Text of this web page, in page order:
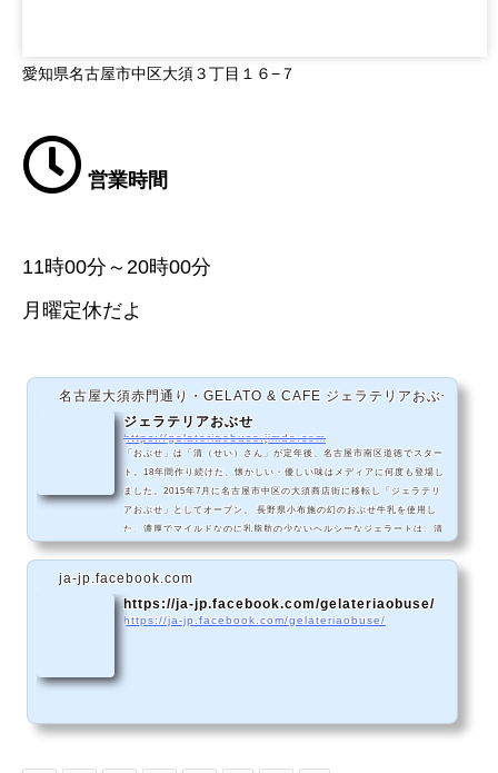
愛知県名古屋市中区大須３丁目１６−７
営業時間
11時00分～20時00分
月曜定休だよ
名古屋大須赤門通り・GELATO & CAFE ジェラテリアおぶせ
ジェラテリアおぶせ
https://gelateriaobuse.jimdo.com
「おぶせ」は「清（せい）さん」が定年後、名古屋市南区道徳でスター
ト。18年間作り続けた、懐かしい・優しい味はメディアに何度も登場し
ました。2015年7月に名古屋市中区の大須商店街に移転し「ジェラテリ
アおぶせ」としてオープン。 長野県小布施の幻のおぶせ牛乳を使用し
た、濃厚でマイルドなのに乳脂肪の少ないヘルシーなジェラートは、清
さんの20年来のレシピを元に全て店内手作りです！
ja-jp.facebook.com
https://ja-jp.facebook.com/gelateriaobuse/
https://ja-jp.facebook.com/gelateriaobuse/